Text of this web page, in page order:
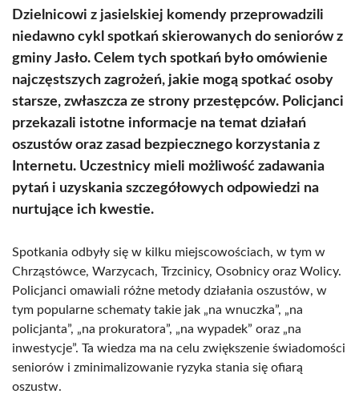
Dzielnicowi z jasielskiej komendy przeprowadzili
niedawno cykl spotkań skierowanych do seniorów z
gminy Jasło. Celem tych spotkań było omówienie
najczęstszych zagrożeń, jakie mogą spotkać osoby
starsze, zwłaszcza ze strony przestępców. Policjanci
przekazali istotne informacje na temat działań
oszustów oraz zasad bezpiecznego korzystania z
Internetu. Uczestnicy mieli możliwość zadawania
pytań i uzyskania szczegółowych odpowiedzi na
nurtujące ich kwestie.
Spotkania odbyły się w kilku miejscowościach, w tym w
Chrząstówce, Warzycach, Trzcinicy, Osobnicy oraz Wolicy.
Policjanci omawiali różne metody działania oszustów, w
tym popularne schematy takie jak „na wnuczka”, „na
policjanta”, „na prokuratora”, „na wypadek” oraz „na
inwestycje”. Ta wiedza ma na celu zwiększenie świadomości
seniorów i zminimalizowanie ryzyka stania się ofiarą
oszustw.